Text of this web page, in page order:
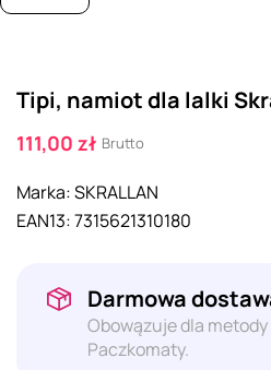
Tipi, namiot dla lalki
111,00 zł Brutto
Marka:SKRALLAN
EAN13:7315621310180
Darmowa
Obowązuje dla
Paczkomaty.